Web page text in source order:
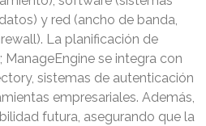
y red (ancho de banda,
La planificación de
ManageEngine se integra con
sistemas de autenticación
empresariales. Además,
futura, asegurando que la